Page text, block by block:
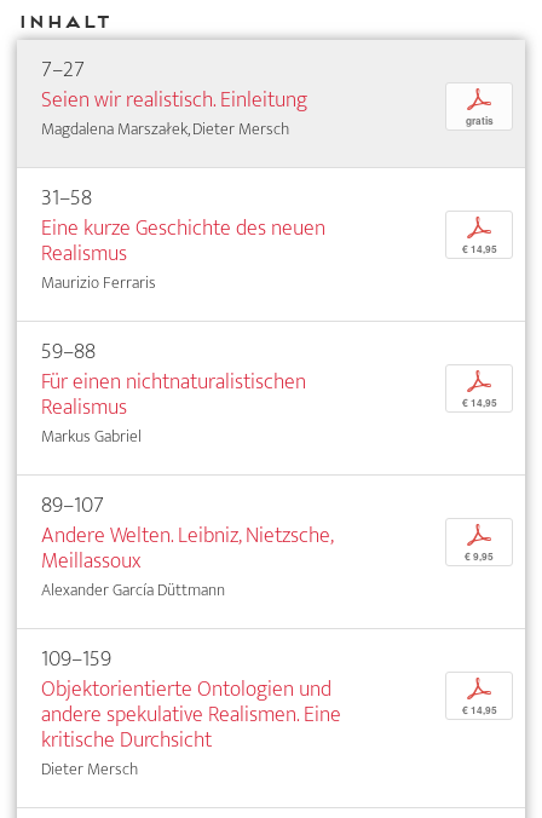
Inhalt
7–27
Seien wir realistisch. Einleitung
Magdalena Marszałek, Dieter Mersch
p
gratis
31–58
Eine kurze Geschichte des neuen
Realismus
Maurizio Ferraris
p
€ 14,95
59–88
Für einen nichtnaturalistischen
Realismus
Markus Gabriel
p
€ 14,95
89–107
Andere Welten. Leibniz, Nietzsche,
Meillassoux
Alexander García Düttmann
p
€ 9,95
109–159
Objektorientierte Ontologien und
andere spekulative Realismen. Eine
kritische Durchsicht
Dieter Mersch
p
€ 14,95